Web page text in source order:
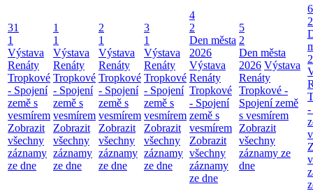
31
1
Výstava
Renáty
Tropkové
- Spojení
země s
vesmírem
Zobrazit
všechny
záznamy
ze dne
1
1
Výstava
Renáty
Tropkové
- Spojení
země s
vesmírem
Zobrazit
všechny
záznamy
ze dne
2
1
Výstava
Renáty
Tropkové
- Spojení
země s
vesmírem
Zobrazit
všechny
záznamy
ze dne
3
1
Výstava
Renáty
Tropkové
- Spojení
země s
vesmírem
Zobrazit
všechny
záznamy
ze dne
4
2
Den města
2026
Výstava
Renáty
Tropkové
- Spojení
země s
vesmírem
Zobrazit
všechny
záznamy
ze dne
5
2
Den města
2026 Výstava
Renáty
Tropkové -
Spojení země
s vesmírem
Zobrazit
všechny
záznamy ze
dne
6
2
-